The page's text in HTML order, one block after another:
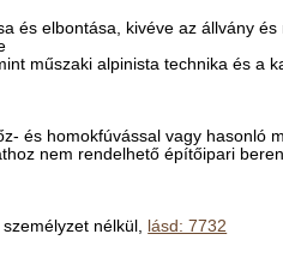
és elbontása, kivéve az állvány
műszaki alpinista technika és a
és homokfúvással vagy hasonló
nem rendelhető építőipari
nélkül, lásd: 7732